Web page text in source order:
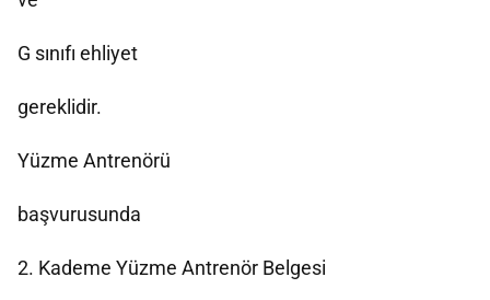
G sınıfı ehliyet
gereklidir.
Yüzme Antrenörü
başvurusunda
2. Kademe Yüzme Antrenör Belgesi